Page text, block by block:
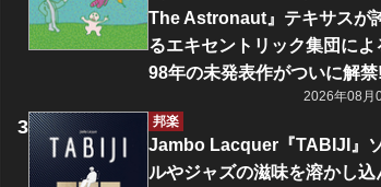
The Astronaut』テキサスが
るエキセントリック集団によ
98年の未発表作がついに解禁!
2026年08月
邦楽
Jambo Lacquer『TABIJI』
ルやジャズの滋味を溶かし込